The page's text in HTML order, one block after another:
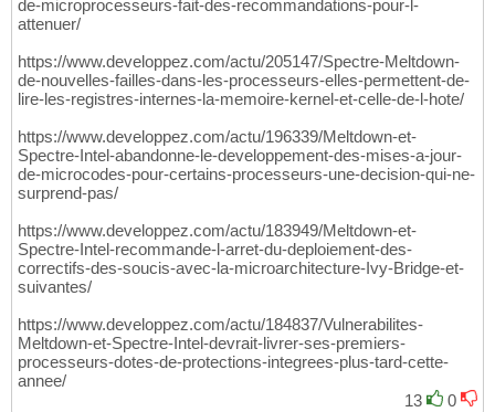
de-microprocesseurs-fait-des-recommandations-pour-l-
attenuer/
https://www.developpez.com/actu/205147/Spectre-Meltdown-
de-nouvelles-failles-dans-les-processeurs-elles-permettent-de-
lire-les-registres-internes-la-memoire-kernel-et-celle-de-l-hote/
https://www.developpez.com/actu/196339/Meltdown-et-
Spectre-Intel-abandonne-le-developpement-des-mises-a-jour-
de-microcodes-pour-certains-processeurs-une-decision-qui-ne-
surprend-pas/
https://www.developpez.com/actu/183949/Meltdown-et-
Spectre-Intel-recommande-l-arret-du-deploiement-des-
correctifs-des-soucis-avec-la-microarchitecture-Ivy-Bridge-et-
suivantes/
https://www.developpez.com/actu/184837/Vulnerabilites-
Meltdown-et-Spectre-Intel-devrait-livrer-ses-premiers-
processeurs-dotes-de-protections-integrees-plus-tard-cette-
annee/
13
0